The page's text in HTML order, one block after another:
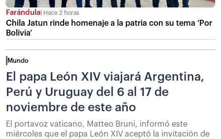
Farándula Hace 2 horas
Chila Jatun rinde homenaje a la patria con su tema ‘Por
Bolivia’
Mundo
El papa León XIV viajará Argentina,
Perú y Uruguay del 6 al 17 de
noviembre de este año
El portavoz vaticano, Matteo Bruni, informó este
miércoles que el papa León XIV aceptó la invitación de